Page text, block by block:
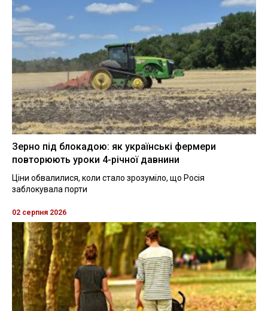
Зерно під блокадою: як українські фермери
повторюють уроки 4-річної давнини
Ціни обвалилися, коли стало зрозуміло, що Росія
заблокувала порти
02 серпня 2026